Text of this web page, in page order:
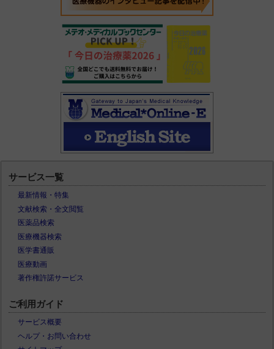
サービス一覧
最新情報・特集
文献検索・全文閲覧
医薬品検索
医療機器検索
医学書通販
医療動画
著作権許諾サービス
ご利用ガイド
サービス概要
ヘルプ・お問い合わせ